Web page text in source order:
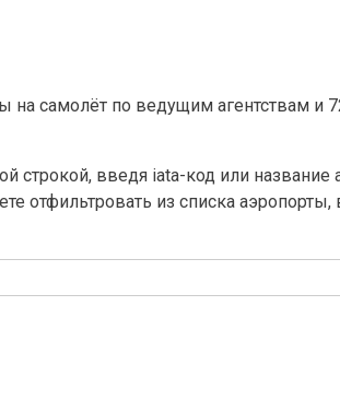
самолёт по ведущим агентствам и
строкой, введя iata-код или название
отфильтровать из списка аэропорты,